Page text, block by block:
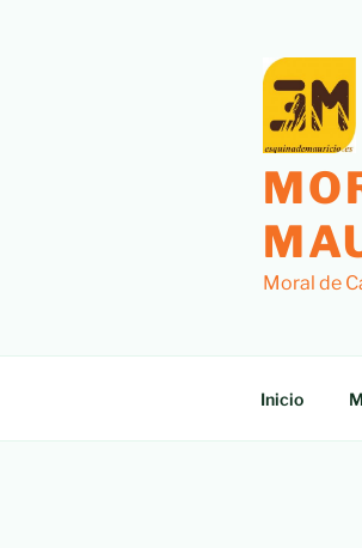
Moral de
Inicio